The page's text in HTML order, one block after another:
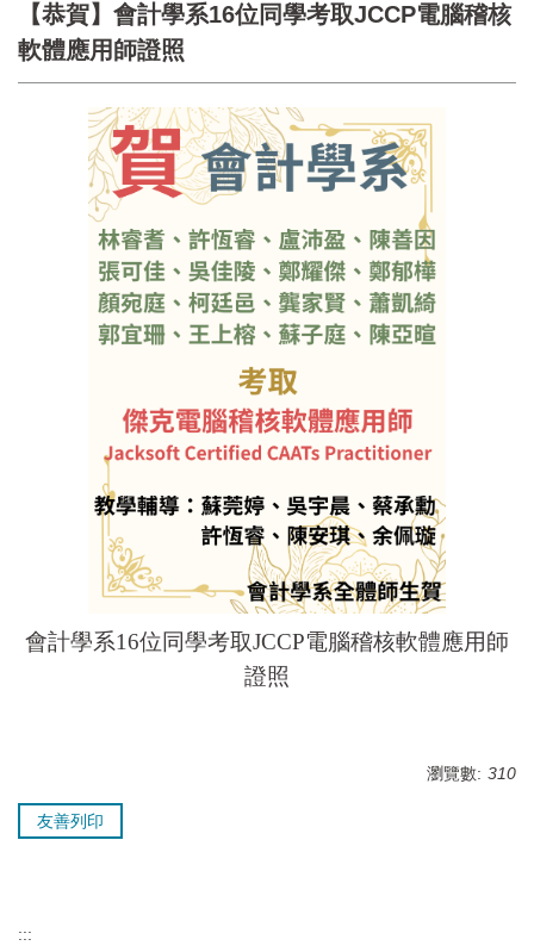
【恭賀】會計學系16位同學考取JCCP電腦稽核
軟體應用師證照
會計學系16位同學考取JCCP電腦稽核軟體應用師
證照
瀏覽數: 310
友善列印
:::